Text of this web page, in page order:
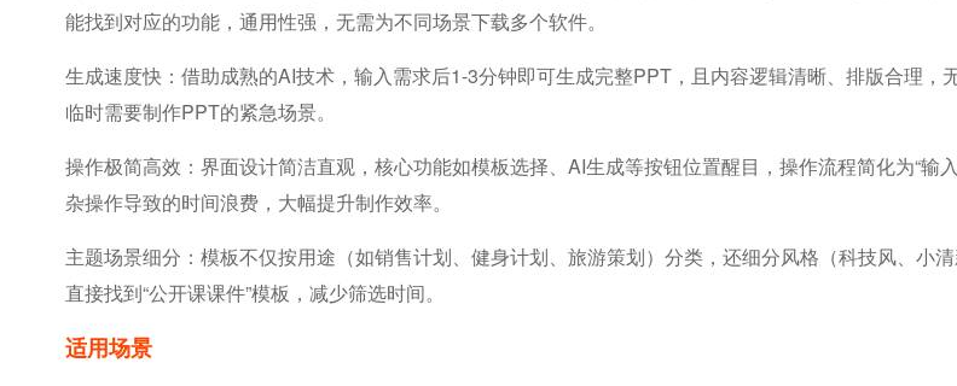
能找到对应的功能，通用性强，无需为不同场景下载多个软件。
生成速度快：借助成熟的AI技术，输入需求后1-3分钟即可生成完整PPT，且内容逻辑清晰、排版合理
临时需要制作PPT的紧急场景。
操作极简高效：界面设计简洁直观，核心功能如模板选择、AI生成等按钮位置醒目，操作流程简化为“输
杂操作导致的时间浪费，大幅提升制作效率。
主题场景细分：模板不仅按用途（如销售计划、健身计划、旅游策划）分类，还细分风格（科技风、小
直接找到“公开课课件”模板，减少筛选时间。
适用场景